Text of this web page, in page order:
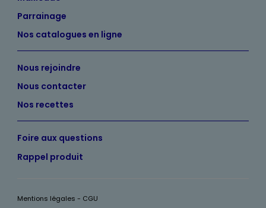
Parrainage
Nos catalogues en ligne
Nous rejoindre
Nous contacter
Nos recettes
Foire aux questions
Rappel produit
Mentions légales - CGU